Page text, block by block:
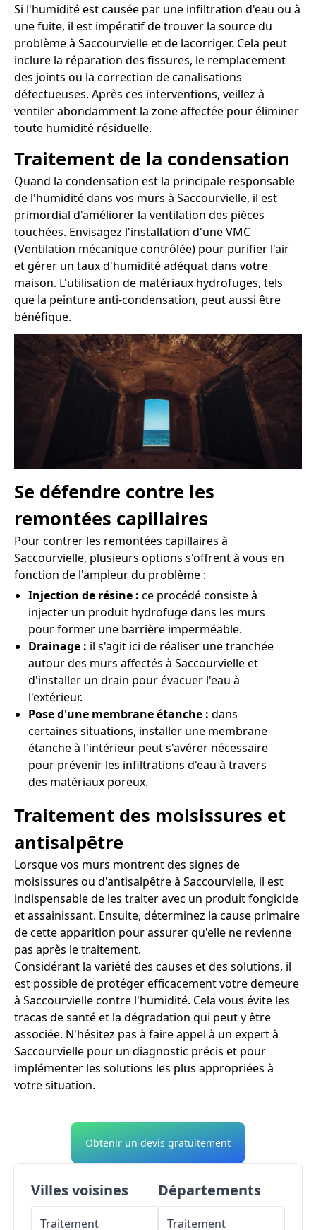
Si l'humidité est causée par une infiltration d'eau ou à
une fuite, il est impératif de trouver la source du
problème à Saccourvielle et de lacorriger. Cela peut
inclure la réparation des fissures, le remplacement
des joints ou la correction de canalisations
défectueuses. Après ces interventions, veillez à
ventiler abondamment la zone affectée pour éliminer
toute humidité résiduelle.
Traitement de la condensation
Quand la condensation est la principale responsable
de l'humidité dans vos murs à Saccourvielle, il est
primordial d'améliorer la ventilation des pièces
touchées. Envisagez l'installation d'une VMC
(Ventilation mécanique contrôlée) pour purifier l'air
et gérer un taux d'humidité adéquat dans votre
maison. L'utilisation de matériaux hydrofuges, tels
que la peinture anti-condensation, peut aussi être
bénéfique.
Se défendre contre les
remontées capillaires
Pour contrer les remontées capillaires à
Saccourvielle, plusieurs options s'offrent à vous en
fonction de l'ampleur du problème :
Injection de résine : ce procédé consiste à
injecter un produit hydrofuge dans les murs
pour former une barrière imperméable.
Drainage : il s'agit ici de réaliser une tranchée
autour des murs affectés à Saccourvielle et
d'installer un drain pour évacuer l'eau à
l'extérieur.
Pose d'une membrane étanche : dans
certaines situations, installer une membrane
étanche à l'intérieur peut s'avérer nécessaire
pour prévenir les infiltrations d'eau à travers
des matériaux poreux.
Traitement des moisissures et
antisalpêtre
Lorsque vos murs montrent des signes de
moisissures ou d'antisalpêtre à Saccourvielle, il est
indispensable de les traiter avec un produit fongicide
et assainissant. Ensuite, déterminez la cause primaire
de cette apparition pour assurer qu'elle ne revienne
pas après le traitement.
Considérant la variété des causes et des solutions, il
est possible de protéger efficacement votre demeure
à Saccourvielle contre l'humidité. Cela vous évite les
tracas de santé et la dégradation qui peut y être
associée. N'hésitez pas à faire appel à un expert à
Saccourvielle pour un diagnostic précis et pour
implémenter les solutions les plus appropriées à
votre situation.
Obtenir un devis gratuitement
Villes voisines
Traitement
Départements
Traitement